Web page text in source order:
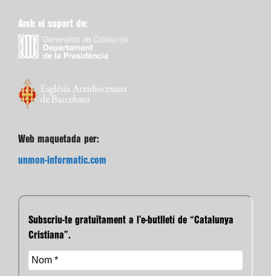
Amb el suport de:
Web maquetada per:
unmon-informatic.com
Subscriu-te gratuïtament a l’e-butlletí de “Catalunya
Cristiana”.